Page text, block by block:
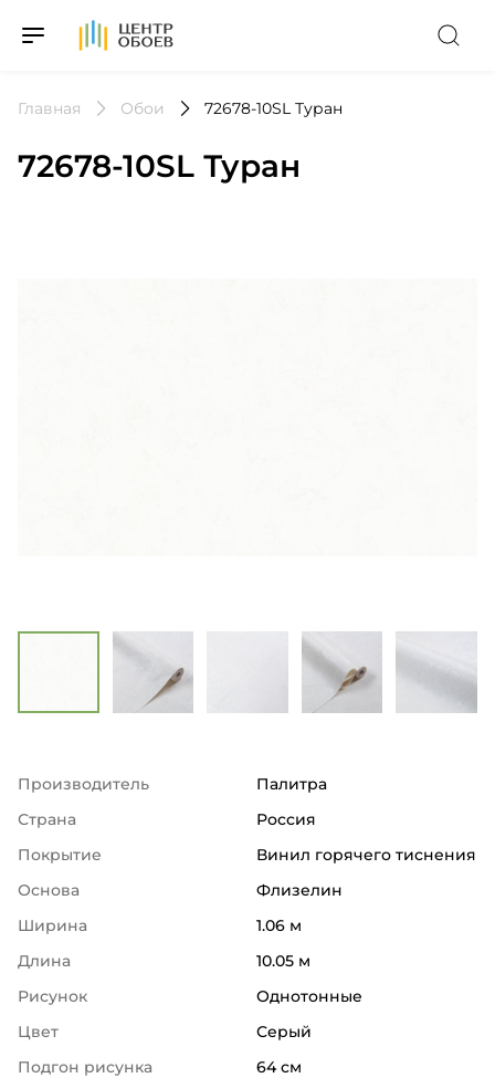
На Главную
Главная Обои 72678-10SL Туран
72678-10SL Туран
Производитель
Палитра
Страна
Россия
Покрытие
Винил горячего тиснения
Основа
Флизелин
Ширина
1.06 м
Длина
10.05 м
Рисунок
Однотонные
Цвет
Серый
Подгон рисунка
64 см